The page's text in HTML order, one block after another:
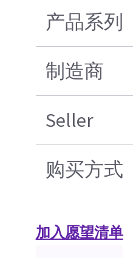
产品系列
制造商
Seller
购买方式
加入愿望清单